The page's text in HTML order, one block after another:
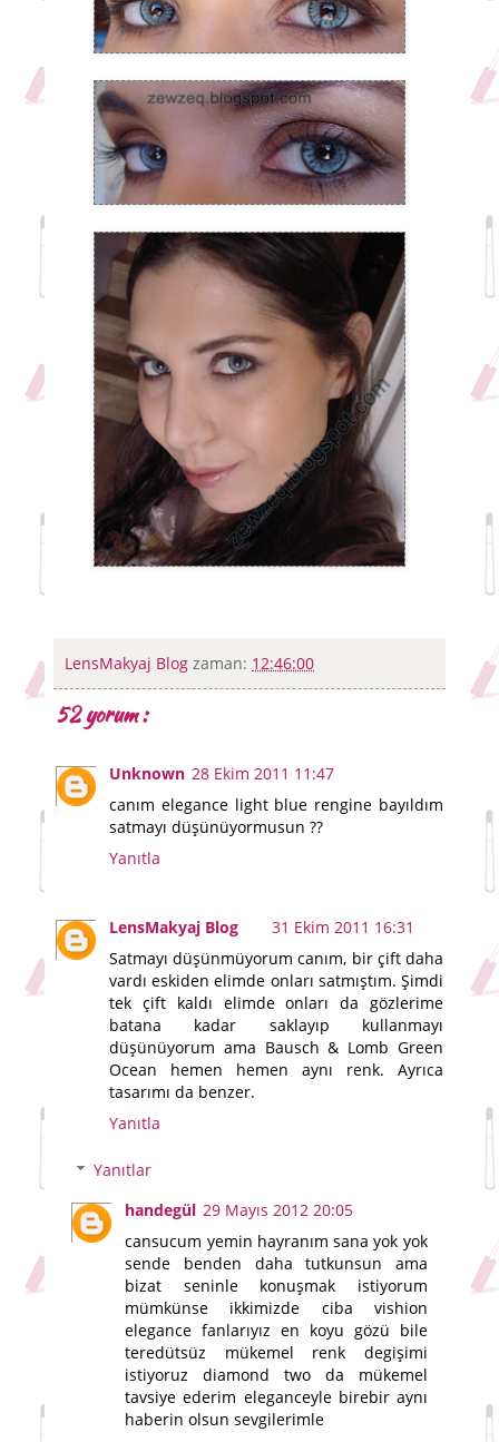
LensMakyaj Blog zaman: 12:46:00
52 yorum :
Unknown 28 Ekim 2011 11:47
canım elegance light blue rengine bayıldım
satmayı düşünüyormusun ??
Yanıtla
LensMakyaj Blog
31 Ekim 2011 16:31
Satmayı düşünmüyorum canım, bir çift daha
vardı eskiden elimde onları satmıştım. Şimdi
tek çift kaldı elimde onları da gözlerime
batana kadar saklayıp kullanmayı
düşünüyorum ama Bausch & Lomb Green
Ocean hemen hemen aynı renk. Ayrıca
tasarımı da benzer.
Yanıtla
Yanıtlar
handegül 29 Mayıs 2012 20:05
cansucum yemin hayranım sana yok yok
sende benden daha tutkunsun ama
bizat seninle konuşmak istiyorum
mümkünse ikkimizde ciba vishion
elegance fanlarıyız en koyu gözü bile
teredütsüz mükemel renk degişimi
istiyoruz diamond two da mükemel
tavsiye ederim eleganceyle birebir aynı
haberin olsun sevgilerimle